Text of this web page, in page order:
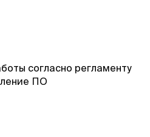
согласно регламенту
ПО